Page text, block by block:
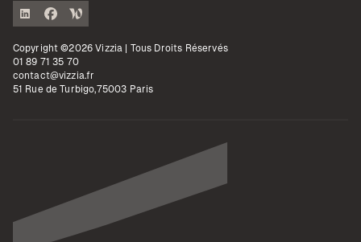
Copyright ©2026 Vizzia | Tous Droits Réservés
01 89 71 35 70
contact@vizzia.fr
51 Rue de Turbigo,75003 Paris